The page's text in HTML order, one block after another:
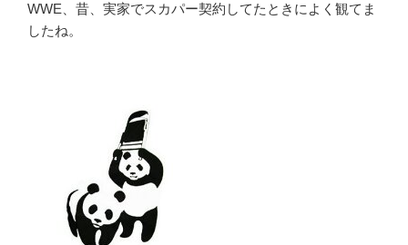
WWE、昔、実家でスカパー契約してたときによく観てま
したね。